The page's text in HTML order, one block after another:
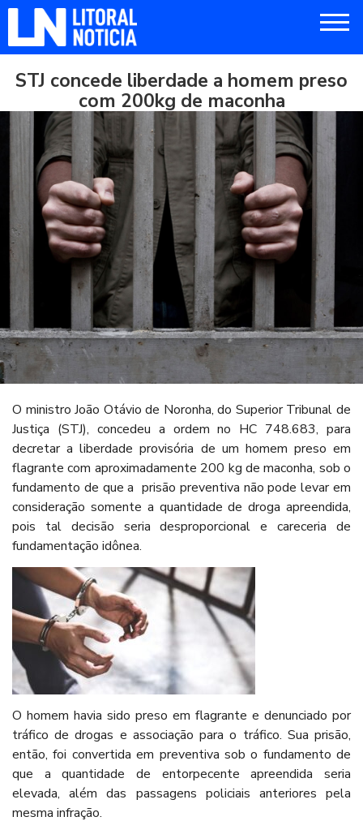
STJ concede liberdade a homem preso
com 200kg de maconha
O ministro João Otávio de Noronha, do Superior Tribunal de
Justiça (STJ), concedeu a ordem no HC 748.683, para
decretar a liberdade provisória de um homem preso em
flagrante com aproximadamente 200 kg de maconha, sob o
fundamento de que a prisão preventiva não pode levar em
consideração somente a quantidade de droga apreendida,
pois tal decisão seria desproporcional e careceria de
fundamentação idônea.
O homem havia sido preso em flagrante e denunciado por
tráfico de drogas e associação para o tráfico. Sua prisão,
então, foi convertida em preventiva sob o fundamento de
que a quantidade de entorpecente apreendida seria
elevada, além das passagens policiais anteriores pela
mesma infração.